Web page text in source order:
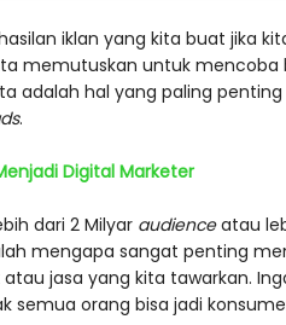
iklan yang kita buat jika
memutuskan untuk mencoba
adalah hal yang paling penting
. ⁣
Digital Marketer
dari 2 Milyar audienceatau
mengapa sangat penting
jasa yang kita tawarkan.⁣
semua orang bisa jadi